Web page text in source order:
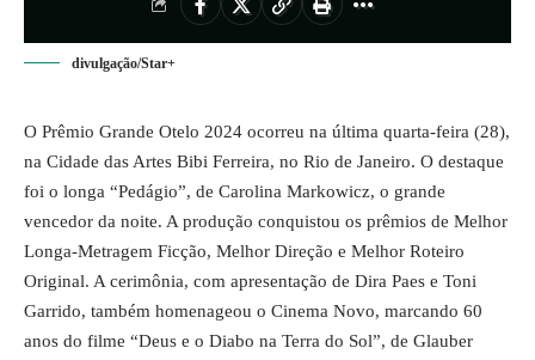
divulgação/Star+
O Prêmio Grande Otelo 2024 ocorreu na última quarta-feira (28),
na Cidade das Artes Bibi Ferreira, no Rio de Janeiro. O destaque
foi o longa “Pedágio”, de Carolina Markowicz, o grande
vencedor da noite. A produção conquistou os prêmios de Melhor
Longa-Metragem Ficção, Melhor Direção e Melhor Roteiro
Original. A cerimônia, com apresentação de Dira Paes e Toni
Garrido, também homenageou o Cinema Novo, marcando 60
anos do filme “Deus e o Diabo na Terra do Sol”, de Glauber